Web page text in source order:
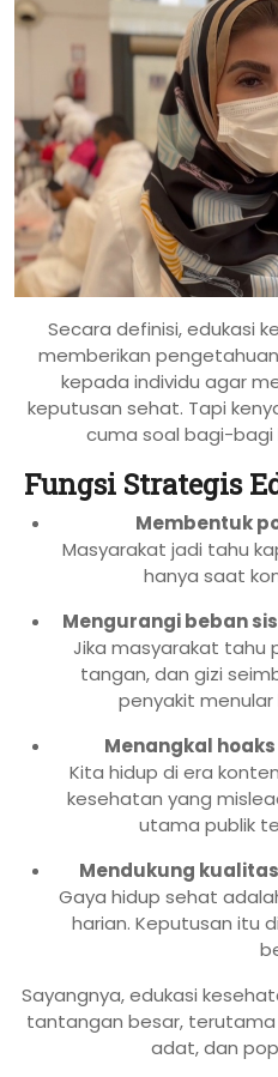
Secara definisi, edukasi
memberikan
kepada individu agar
keputusan sehat. Tapi
cuma soal bagi-bagi
Fungsi Strategis
Membentuk
Masyarakat jadi tahu
hanya saat
Mengurangi beban
Jika masyarakat tahu
tangan, dan gizi
penyakit
Menangkal
Kita hidup di era
kesehatan yang
utama publik
Mendukung
Gaya hidup sehat
harian. Keputusan itu
Sayangnya, edukasi
tantangan besar, terutama
adat, dan